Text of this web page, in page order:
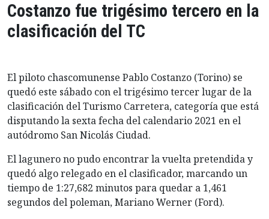
Costanzo fue trigésimo tercero en la
clasificación del TC
El piloto chascomunense Pablo Costanzo (Torino) se
quedó este sábado con el trigésimo tercer lugar de la
clasificación del Turismo Carretera, categoría que está
disputando la sexta fecha del calendario 2021 en el
autódromo San Nicolás Ciudad.
El lagunero no pudo encontrar la vuelta pretendida y
quedó algo relegado en el clasificador, marcando un
tiempo de 1:27,682 minutos para quedar a 1,461
segundos del poleman, Mariano Werner (Ford).